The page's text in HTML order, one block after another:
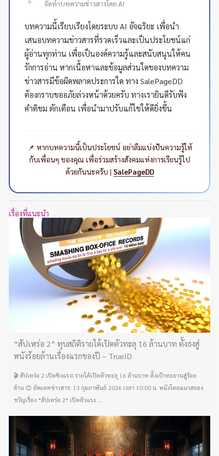
จัดทำบทความข่าวสารโดย AI
บทความนี้เรียบเรียงโดยระบบ AI อัจฉริยะ เพื่อนำ
เสนอบทความข่าวสารที่รวดเร็วและเป็นประโยชน์แก่
ผู้อ่านทุกท่าน เพื่อเป็นองค์ความรู้และสนับสนุนให้คน
รักการอ่าน หากเนื้อหาและข้อมูลส่วนใดของบทความ
ข่าวสารมีข้อผิดพลาดประการใด ทาง SalePageDD
ต้องกราบขออภัยล่วงหน้าด้วยครับ ทางเรายินดีรับฟัง
คำติชม ตักเตือน เพื่อนำมาปรับแก้ไขให้ดียิ่งขึ้น
📌 หากบทความนี้เป็นประโยชน์ อย่าลืมแบ่งปันความรู้ให้
กับเพื่อนๆ ของคุณ เพื่อร่วมสร้างสังคมแห่งการเรียนรู้ไป
ด้วยกันนะครับ | SalePageDD
เรื่องที่แนะนำ
“สัปเหร่อ 2” ทุบสถิติรายได้เปิดตัวทะลุ 16 ล้านบาท ตั้งธงสู่
หนังร้อยล้านเรื่องแรกของปี – TrueID
🎬 สัปเหร่อ 2 เปิดซิงแรง! รายได้เปิดตัวทะลุ 16 ล้านบาท ตั้งเป้าทะยานสู่ร้อย
ล้าน 😊 อัพเดตข่าวสาร: 13 กุมภาพันธ์ 2026 เวลา 10:00 น. หนังไทยแนวสยอง
ขวัญเรื่อง “สัปเหร่อ 2” เปิดตัวแรง ...